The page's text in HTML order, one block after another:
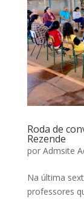
Roda de
Rezende
por Admsite
Na última
professores